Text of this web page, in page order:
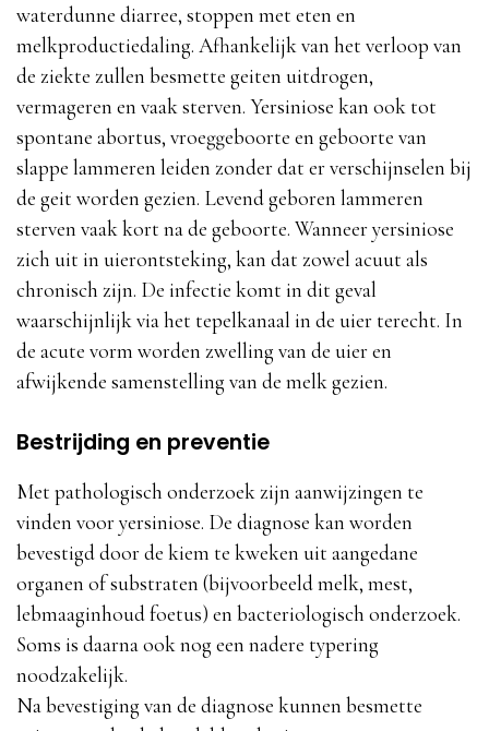
waterdunne diarree, stoppen met eten en
melkproductiedaling. Afhankelijk van het verloop van
de ziekte zullen besmette geiten uitdrogen,
vermageren en vaak sterven. Yersiniose kan ook tot
spontane abortus, vroeggeboorte en geboorte van
slappe lammeren leiden zonder dat er verschijnselen bij
de geit worden gezien. Levend geboren lammeren
sterven vaak kort na de geboorte. Wanneer yersiniose
zich uit in uierontsteking, kan dat zowel acuut als
chronisch zijn. De infectie komt in dit geval
waarschijnlijk via het tepelkanaal in de uier terecht. In
de acute vorm worden zwelling van de uier en
afwijkende samenstelling van de melk gezien.
Bestrijding en preventie
Met pathologisch onderzoek zijn aanwijzingen te
vinden voor yersiniose. De diagnose kan worden
bevestigd door de kiem te kweken uit aangedane
organen of substraten (bijvoorbeeld melk, mest,
lebmaaginhoud foetus) en bacteriologisch onderzoek.
Soms is daarna ook nog een nadere typering
noodzakelijk.
Na bevestiging van de diagnose kunnen besmette